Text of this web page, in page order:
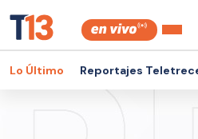
Lo Último Reportajes